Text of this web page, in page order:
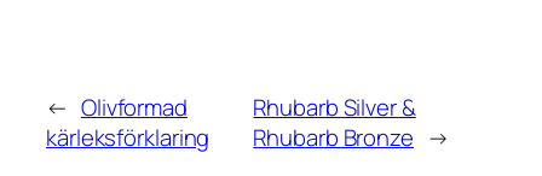
← Olivformad
kärleksförklaring
Rhubarb Silver &
Rhubarb Bronze →